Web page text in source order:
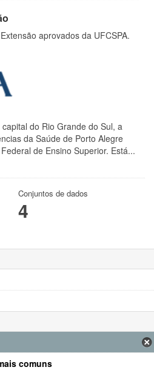
aprovados da UFCSPA.
do Rio Grande do Sul, a
da Saúde de Porto Alegre
de Ensino Superior. Está...
Conjuntos de dados
4
comuns